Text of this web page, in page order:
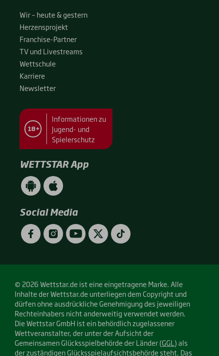
Wir – heu­te & ges­tern
Her­zens­pro­jekt
Fran­chise-Par­t­­ner
TV und Live­streams
Wett­schu­le
Kar­rie­re
News­let­ter
18+
Informationen zu
Jugend- und
Spielerschutz
WETTSTAR App
WETTSTAR
App
(Android
/
Google
Play)
WETTSTAR
App
(Apple
/
App
Store)
Social Media
FacebookInstagramYouTubeTwitterTikTok
© 2026 Wettstar.de ist eine eingetragene Marke. Alle
Inhalte der Wettstar.de unterliegen dem Copyright und
dürfen ohne ausdrückliche Genehmigung des jeweiligen
Rechteinhabers nicht anderweitig verwendet werden.
Die Wettstar GmbH ist ein behördlich zugelassener
Wettveranstalter, der unter der Aufsicht der
Gemeinsamen Glücksspielbehörde der Länder (GGL ) als
der zuständigen Glücksspielaufsichtsbehörde steht. Das